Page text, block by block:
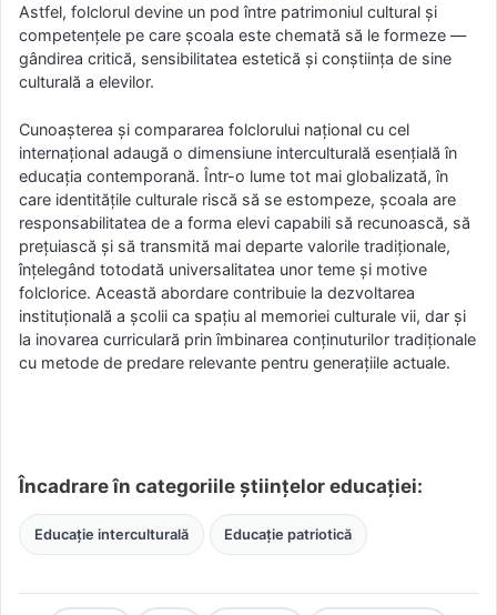
Astfel, folclorul devine un pod între patrimoniul cultural și
competențele pe care școala este chemată să le formeze —
gândirea critică, sensibilitatea estetică și conștiința de sine
culturală a elevilor.
Cunoașterea și compararea folclorului național cu cel
internațional adaugă o dimensiune interculturală esențială în
educația contemporană. Într-o lume tot mai globalizată, în
care identitățile culturale riscă să se estompeze, școala are
responsabilitatea de a forma elevi capabili să recunoască, să
prețuiască și să transmită mai departe valorile tradiționale,
înțelegând totodată universalitatea unor teme și motive
folclorice. Această abordare contribuie la dezvoltarea
instituțională a școlii ca spațiu al memoriei culturale vii, dar și
la inovarea curriculară prin îmbinarea conținuturilor tradiționale
cu metode de predare relevante pentru generațiile actuale.
Încadrare în categoriile științelor educației:
Educație interculturală Educație patriotică